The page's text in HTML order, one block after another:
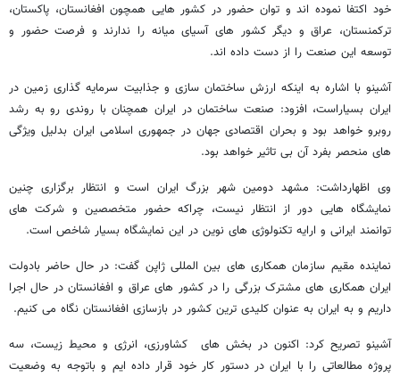
خود اکتفا نموده اند و توان حضور در کشور هایی همچون افغانستان، پاکستان،
ترکمنستان، عراق و دیگر کشور های آسیای میانه را ندارند و فرصت حضور و
توسعه این صنعت را از دست داده اند.
آشینو با اشاره به اینکه ارزش ساختمان سازی و جذابیت سرمایه گذاری زمین در
ایران بسیاراست، افزود: صنعت ساختمان در ایران همچنان با روندی رو به رشد
روبرو خواهد بود و بحران اقتصادی جهان در جمهوری اسلامی ایران بدلیل ویژگی
های منحصر بفرد آن بی تاثیر خواهد بود.
وی اظهارداشت: مشهد دومین شهر بزرگ ایران است و انتظار برگزاری چنین
نمایشگاه هایی دور از انتظار نیست، چراکه حضور متخصصین و شرکت های
توانمند ایرانی و ارایه تکنولوژی های نوین در این نمایشگاه بسیار شاخص است.
نماینده مقیم سازمان همکاری های بین المللی ژاپن گفت: در حال حاضر بادولت
ایران همکاری های مشترک بزرگی را در کشور های عراق و افغانستان در حال اجرا
داریم و به ایران به عنوان کلیدی ترین کشور در بازسازی افغانستان نگاه می کنیم.
آشینو تصریح کرد: اکنون در بخش های کشاورزی، انرژی و محیط زیست، سه
پروژه مطالعاتی را با ایران در دستور کار خود قرار داده ایم و باتوجه به وضعیت